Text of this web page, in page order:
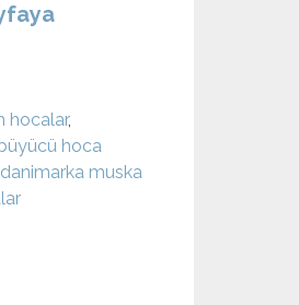
hocalar,
hoca
danimarka muska